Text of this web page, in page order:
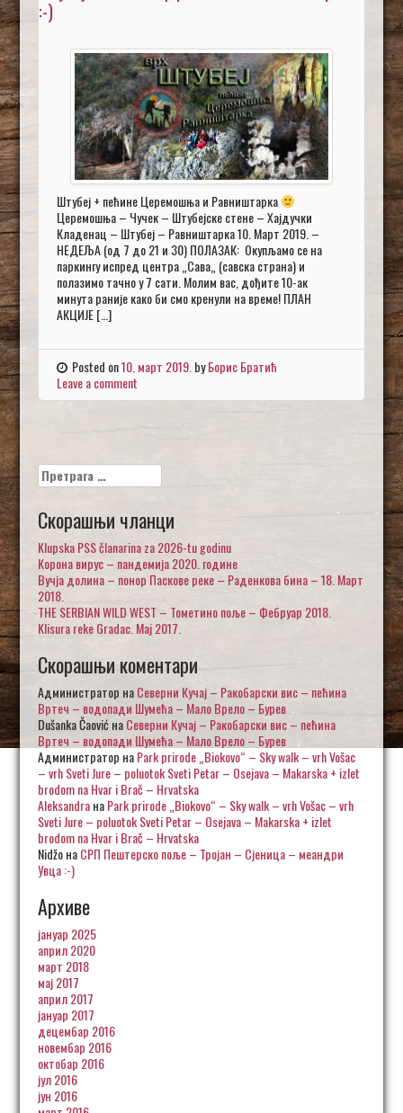
:-)
Штубеј + пећине Церемошња и Равништарка
Церемошња – Чучек – Штубејске стене – Хајдучки
Кладенац – Штубеј – Равништарка 10. Март 2019. –
НЕДЕЉА (од 7 до 21 и 30) ПОЛАЗАК: Окупљамо се на
паркингу испред центра „Сава„ (савска страна) и
полазимо тачно у 7 сати. Молим вас, дођите 10-ак
минута раније како би смо кренули на време! ПЛАН
АКЦИЈЕ […]
Posted on10. март 2019. byБорис Братић
Leave a comment
Претрага
за:
Скорашњи чланци
Klupska PSS članarina za 2026-tu godinu
Корона вирус – пандемија 2020. године
Вучја долина – понор Паскове реке – Раденкова бина – 18. Март
2018.
THE SERBIAN WILD WEST – Тометино поље – Фебруар 2018.
Klisura reke Gradac. Maj 2017.
Скорашњи коментари
Администратор наСеверни Кучај – Ракобарски вис – пећина
Вртеч – водопади Шумећа – Мало Врело – Бурев
Dušanka ČaovićнаСеверни Кучај – Ракобарски вис – пећина
Вртеч – водопади Шумећа – Мало Врело – Бурев
Администратор наPark prirode „Biokovo“ – Sky walk – vrh Vošac
– vrh Sveti Jure – poluotok Sveti Petar – Osejava – Makarska + izlet
brodom na Hvar i Brač – Hrvatska
AleksandraнаPark prirode „Biokovo“ – Sky walk – vrh Vošac – vrh
Sveti Jure – poluotok Sveti Petar – Osejava – Makarska + izlet
brodom na Hvar i Brač – Hrvatska
NidžoнаСРП Пештерско поље – Тројан – Сјеница – меандри
Увца :-)
Архиве
јануар 2025
април 2020
март 2018
мај 2017
април 2017
јануар 2017
децембар 2016
новембар 2016
октобар 2016
јул 2016
јун 2016